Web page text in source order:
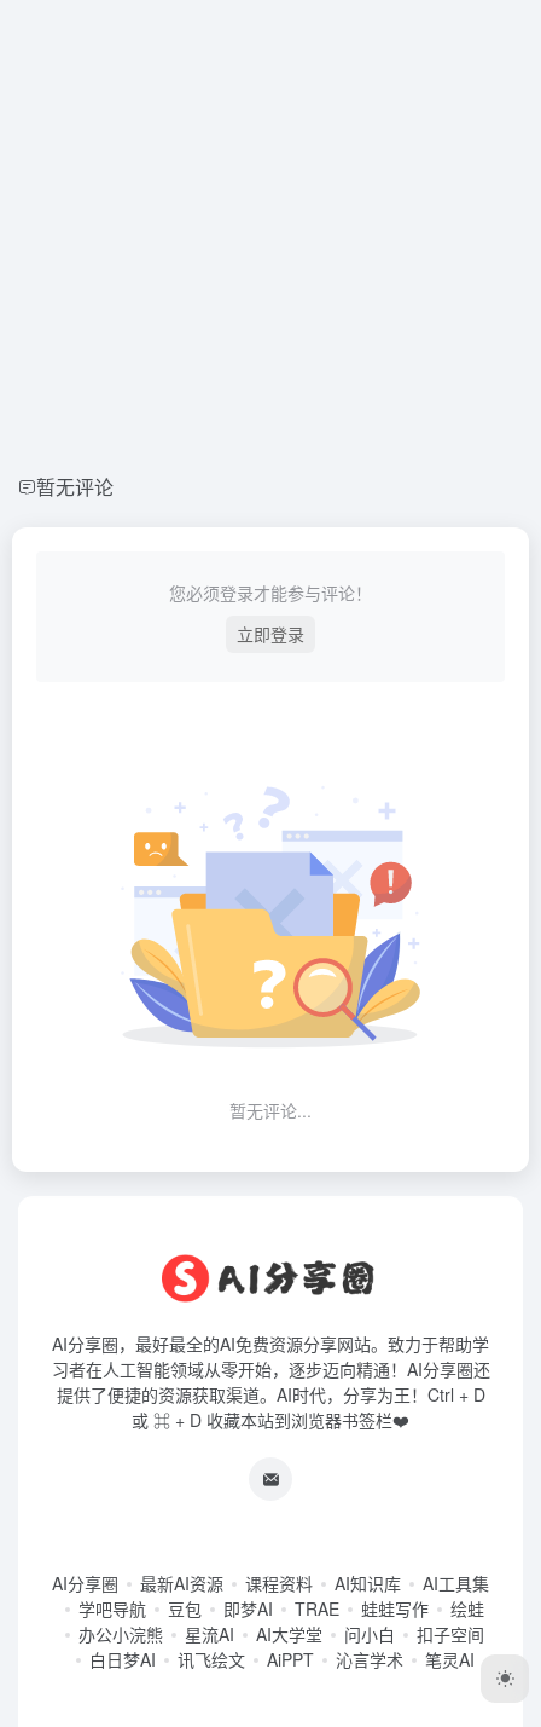
暂无评论
您必须登录才能参与评论！
立即登录
暂无评论...
AI分享圈，最好最全的AI免费资源分享网站。致力于帮助学
习者在人工智能领域从零开始，逐步迈向精通！AI分享圈还
提供了便捷的资源获取渠道。AI时代，分享为王！Ctrl + D
或 ⌘ + D 收藏本站到浏览器书签栏❤️
AI分享圈 最新AI资源 课程资料 AI知识库
AI工具集
学吧导航
豆包 即梦AI TRAE 蛙蛙写作
绘蛙
办公小浣熊
星流AI AI大学堂 问小白
扣子空间
白日梦AI
讯飞绘文 AiPPT 沁言学术 笔灵AI